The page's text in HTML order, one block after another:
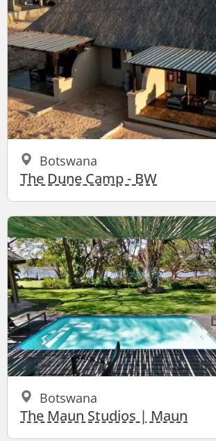
Botswana
The Dune Camp - BW
Botswana
The Maun Studios | Maun